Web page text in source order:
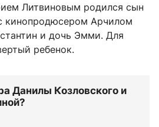
Литвиновым родился сын
кинопродюсером Арчилом
и дочь Эмми. Для
ребенок.
Данилы Козловского и